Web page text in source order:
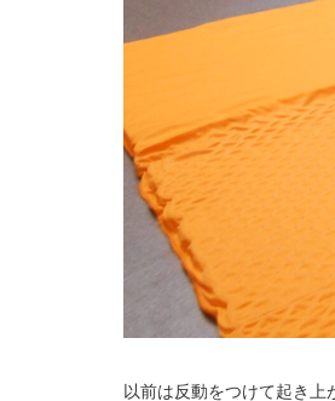
以前は反動をつけて起き